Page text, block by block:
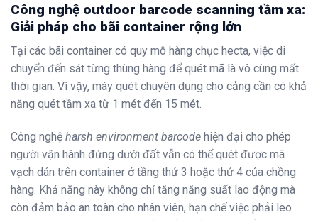
Công nghệ outdoor barcode scanning tầm xa:
Giải pháp cho bãi container rộng lớn
Tại các bãi container có quy mô hàng chục hecta, việc di
chuyển đến sát từng thùng hàng để quét mã là vô cùng mất
thời gian. Vì vậy, máy quét chuyên dụng cho cảng cần có khả
năng quét tầm xa từ 1 mét đến 15 mét.
Công nghệ harsh environment barcode hiện đại cho phép
người vận hành đứng dưới đất vẫn có thể quét được mã
vạch dán trên container ở tầng thứ 3 hoặc thứ 4 của chồng
hàng. Khả năng này không chỉ tăng năng suất lao động mà
còn đảm bảo an toàn cho nhân viên, hạn chế việc phải leo